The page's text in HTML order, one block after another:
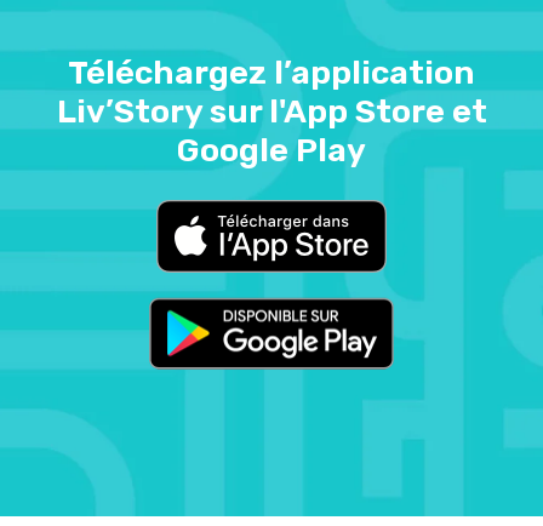
Téléchargez l’application
Liv’Story sur l'App Store et
Google Play